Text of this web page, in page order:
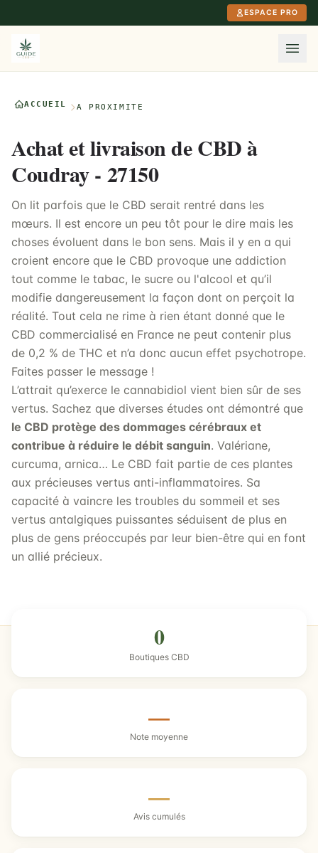
ESPACE PRO
ACCUEIL À PROXIMITÉ
Achat et livraison de CBD à
Coudray - 27150
On lit parfois que le CBD serait rentré dans les
mœurs. Il est encore un peu tôt pour le dire mais les
choses évoluent dans le bon sens. Mais il y en a qui
croient encore que le CBD provoque une addiction
tout comme le tabac, le sucre ou l'alcool et qu’il
modifie dangereusement la façon dont on perçoit la
réalité. Tout cela ne rime à rien étant donné que le
CBD commercialisé en France ne peut contenir plus
de 0,2 % de THC et n’a donc aucun effet psychotrope.
Faites passer le message !
L’attrait qu’exerce le cannabidiol vient bien sûr de ses
vertus. Sachez que diverses études ont démontré que
le CBD protège des dommages cérébraux et
contribue à réduire le débit sanguin. Valériane,
curcuma, arnica… Le CBD fait partie de ces plantes
aux précieuses vertus anti-inflammatoires. Sa
capacité à vaincre les troubles du sommeil et ses
vertus antalgiques puissantes séduisent de plus en
plus de gens préoccupés par leur bien-être qui en font
un allié précieux.
0
Boutiques CBD
—
Note moyenne
—
Avis cumulés